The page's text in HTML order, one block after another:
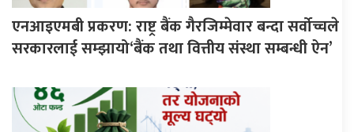
एनआइएमबी प्रकरण: राष्ट्र बैंक गैरजिम्मेवार बन्दा सर्वोच्चले
सरकारलाई सम्झायो‘बैंक तथा वित्तीय संस्था सम्बन्धी ऐन’